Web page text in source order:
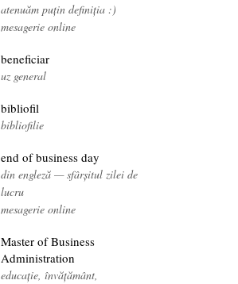
atenuăm puțin definiția :)
mesagerie online
beneficiar
uz general
bibliofil
bibliofilie
end of business day
din engleză — sfârșitul zilei de
lucru
mesagerie online
Master of Business
Administration
educație, învățământ,